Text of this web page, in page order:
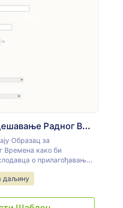
Образац за Подешавање Радног Времена
Образац за
Времена како би
о прилагођавању
да су унели погрешна
да се пријаве или
Времена, твоји
даљину